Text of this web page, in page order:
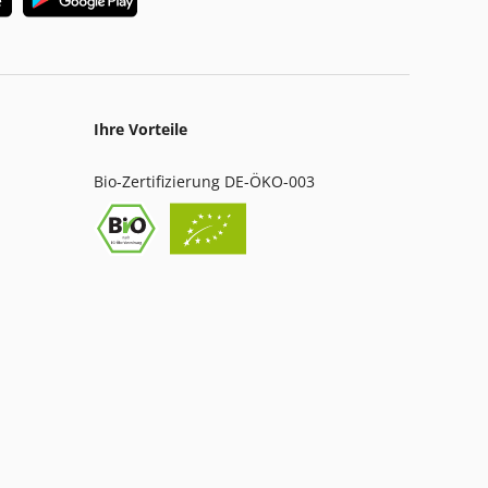
Ihre Vorteile
Bio-Zertifizierung DE-ÖKO-003